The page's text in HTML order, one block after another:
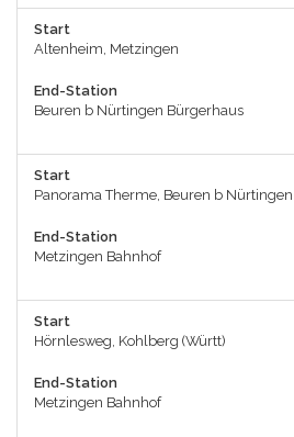
Start
Altenheim, Metzingen
End-Station
Beuren b Nürtingen Bürgerhaus
Start
Panorama Therme, Beuren b Nürtingen
End-Station
Metzingen Bahnhof
Start
Hörnlesweg, Kohlberg (Württ)
End-Station
Metzingen Bahnhof